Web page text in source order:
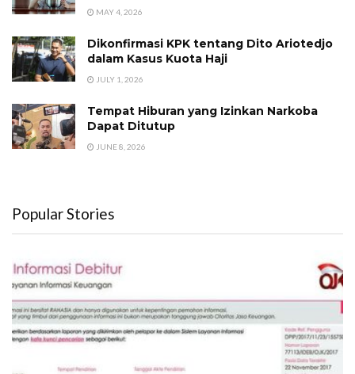
MAY 4, 2026
Dikonfirmasi KPK tentang Dito Ariotedjo
dalam Kasus Kuota Haji
JULY 1, 2026
Tempat Hiburan yang Izinkan Narkoba
Dapat Ditutup
JUNE 8, 2026
Popular Stories